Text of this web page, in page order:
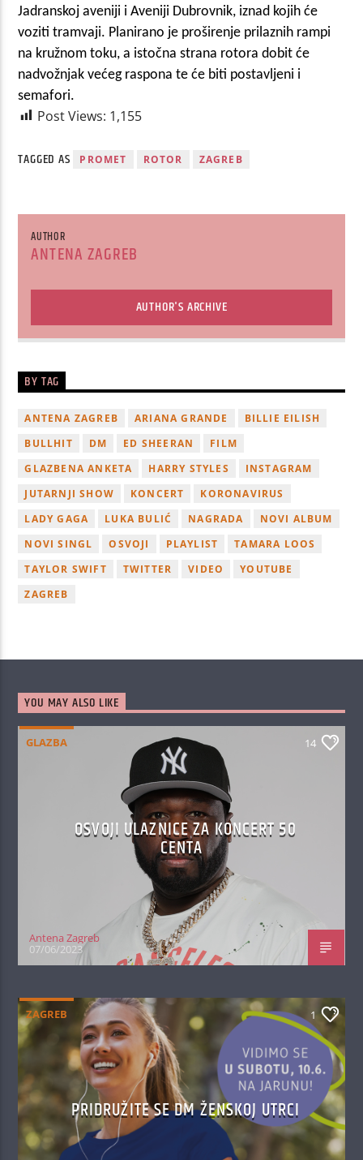
Jadranskoj aveniji i Aveniji Dubrovnik, iznad kojih će
voziti tramvaji. Planirano je proširenje prilaznih rampi
na kružnom toku, a istočna strana rotora dobit će
nadvožnjak većeg raspona te će biti postavljeni i
semafori.
Post Views: 1,155
TAGGED AS PROMET ROTOR ZAGREB
AUTHOR
ANTENA ZAGREB
AUTHOR'S ARCHIVE
BY TAG
ANTENA ZAGREB ARIANA GRANDE
BILLIE EILISH
BULLHIT
DM ED SHEERAN
FILM
GLAZBENA ANKETA
HARRY STYLES
INSTAGRAM
JUTARNJI SHOW
KONCERT
KORONAVIRUS
LADY GAGA
LUKA BULIĆ NAGRADA
NOVI ALBUM
NOVI SINGL
OSVOJI PLAYLIST
TAMARA LOOS
TAYLOR SWIFT
TWITTER VIDEO
YOUTUBE
ZAGREB
YOU MAY ALSO LIKE
GLAZBA 14
OSVOJI ULAZNICE ZA KONCERT 50
CENTA
Antena Zagreb
07/06/2023
ZAGREB 1
PRIDRUŽITE SE DM ŽENSKOJ UTRCI